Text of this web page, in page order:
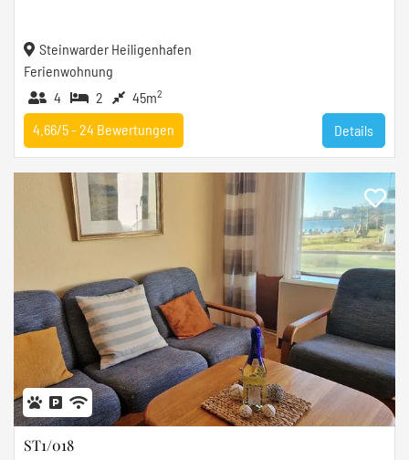
Steinwarder Heiligenhafen
Ferienwohnung
4
2 45m2
Details
4.66/5 - 24 Bewertungen
ST1/018